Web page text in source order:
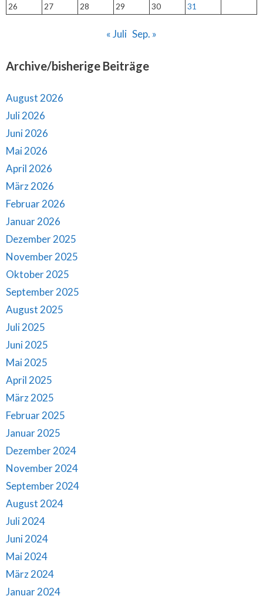
26
27 28 29 30 31
« Juli Sep. »
Archive/bisherige Beiträge
August 2026
Juli 2026
Juni 2026
Mai 2026
April 2026
März 2026
Februar 2026
Januar 2026
Dezember 2025
November 2025
Oktober 2025
September 2025
August 2025
Juli 2025
Juni 2025
Mai 2025
April 2025
März 2025
Februar 2025
Januar 2025
Dezember 2024
November 2024
September 2024
August 2024
Juli 2024
Juni 2024
Mai 2024
März 2024
Januar 2024